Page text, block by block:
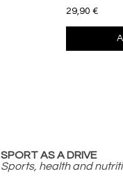
29,90 €
SPORT AS A DRIVE
Sports, health and